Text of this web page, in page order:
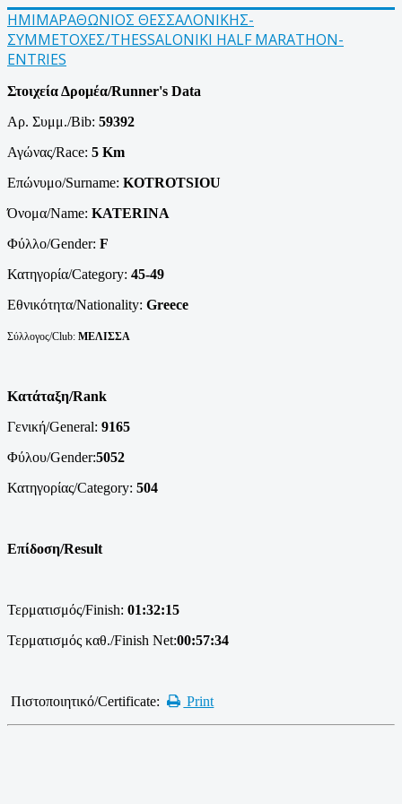
ΗΜΙΜΑΡΑΘΩΝΙΟΣ ΘΕΣΣΑΛΟΝΙΚΗΣ-
ΣΥΜΜΕΤΟΧΕΣ/THESSALONIKI HALF MARATHON-
ENTRIES
Στοιχεία Δρομέα/Runner's Data
Αρ. Συμμ./Bib: 59392
Αγώνας/Race: 5 Km
Επώνυμο/Surname: KOTROTSIOU
Όνομα/Name: KATERINA
Φύλλο/Gender: F
Κατηγορία/Category: 45-49
Εθνικότητα/Nationality: Greece
Σύλλογος/Club: ΜΕΛΙΣΣΑ
Κατάταξη/Rank
Γενική/General: 9165
Φύλου/Gender:5052
Κατηγορίας/Category: 504
Επίδοση/Result
Τερματισμός/Finish: 01:32:15
Τερματισμός καθ./Finish Net:00:57:34
Πιστοποιητικό/Certificate: Print